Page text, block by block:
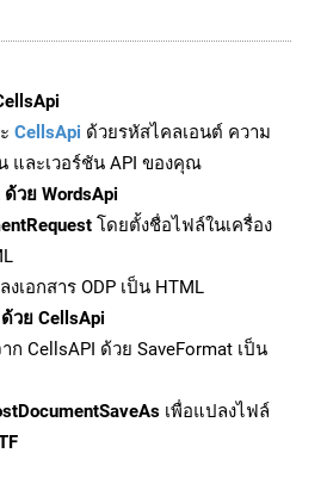
CellsApi ด้วยรหัสไคลเอนต์ ความ
และเวอร์ชัน API ของคุณ
วย WordsApi
โดยตั้งชื่อไฟล์ในเครื่อง
เอกสาร ODP เป็น HTML
วย CellsApi
ก CellsAPI ด้วย SaveFormat เป็น
เพื่อแปลงไฟล์